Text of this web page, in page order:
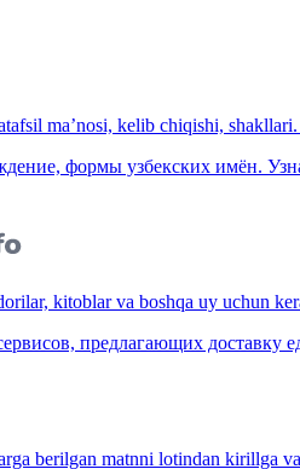
ma’nosi, kelib chiqishi,
формы узбекских имён.
kitoblar va boshqa uy uchun
предлагающих доставку
berilgan matnni lotindan kirillga